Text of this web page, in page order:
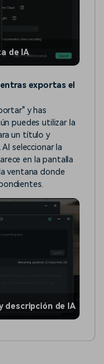
de IA
exportas el
y has
puedes utilizar la
un título y
seleccionar la
en la pantalla
ventana donde
descripción de IA